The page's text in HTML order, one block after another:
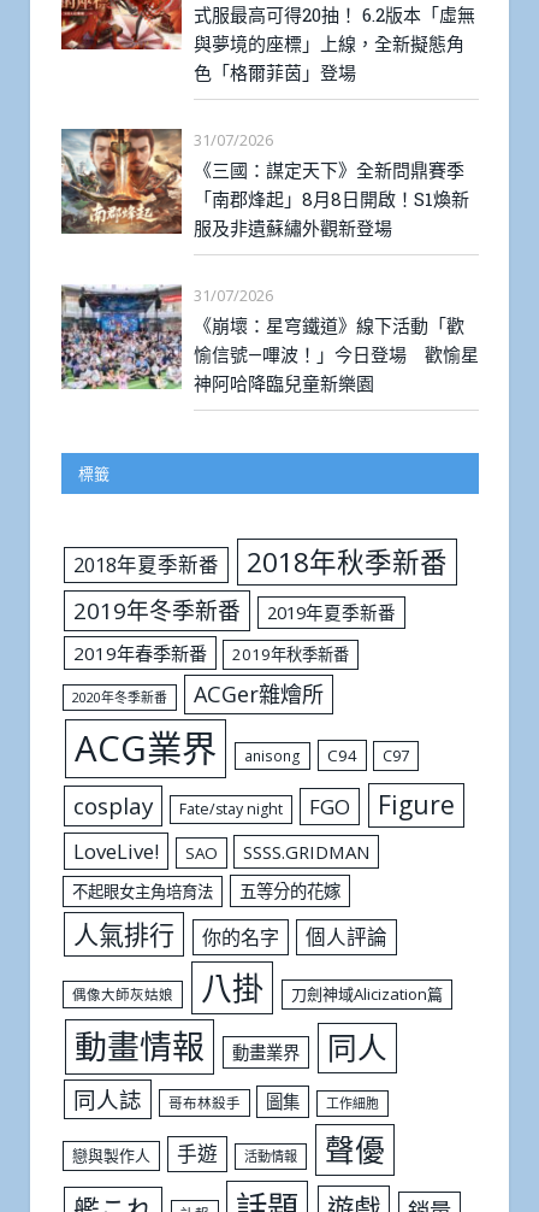
式服最高可得20抽！ 6.2版本「虛無
與夢境的座標」上線，全新擬態角
色「格爾菲茵」登場
31/07/2026
《三國：謀定天下》全新問鼎賽季
「南郡烽起」8月8日開啟！S1煥新
服及非遺蘇繡外觀新登場
31/07/2026
《崩壞：星穹鐵道》線下活動「歡
愉信號—嗶波！」今日登場 歡愉星
神阿哈降臨兒童新樂園
標籤
2018年夏季新番 2018年秋季新番
2019年冬季新番
2019年夏季新番
2019年春季新番
2019年秋季新番
2020年冬季新番 ACGer雜燴所
ACG業界 anisong C94 C97
cosplay Fate/stay night FGO Figure
LoveLive! SAO SSSS.GRIDMAN
不起眼女主角培育法 五等分的花嫁
人氣排行 你的名字 個人評論
偶像大師灰姑娘 八掛 刀劍神域Alicization篇
動畫情報 動畫業界 同人
同人誌 哥布林殺手 圖集 工作細胞
戀與製作人 手遊 活動情報 聲優